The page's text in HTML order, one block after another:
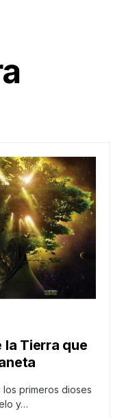
la Tierra que
primeros dioses
y…